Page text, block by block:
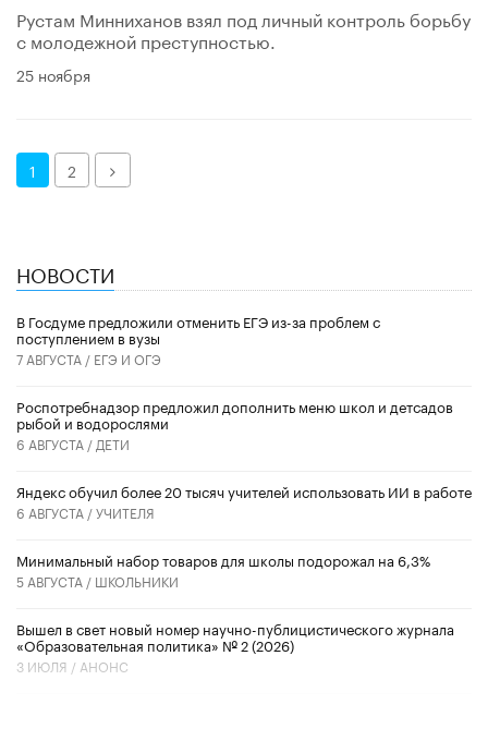
Рустам Минниханов взял под личный контроль борьбу
с молодежной преступностью.
25 ноября
1 2 Далее
НОВОСТИ
В Госдуме предложили отменить ЕГЭ из-за проблем с
поступлением в вузы
7 АВГУСТА / ЕГЭ И ОГЭ
Роспотребнадзор предложил дополнить меню школ и детсадов
рыбой и водорослями
6 АВГУСТА / ДЕТИ
​Яндекс обучил более 20 тысяч учителей использовать ИИ в работе
6 АВГУСТА /УЧИТЕЛЯ
Минимальный набор товаров для школы подорожал на 6,3%
5 АВГУСТА / ШКОЛЬНИКИ
Вышел в свет новый номер научно-публицистического журнала
«Образовательная политика» № 2 (2026)
3 ИЮЛЯ / АНОНС